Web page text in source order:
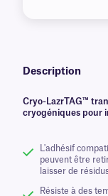
Description
Cryo-LazrTAG™
cryogéniques pour
L'adhésif
peuvent être
laisser de
Résiste à des